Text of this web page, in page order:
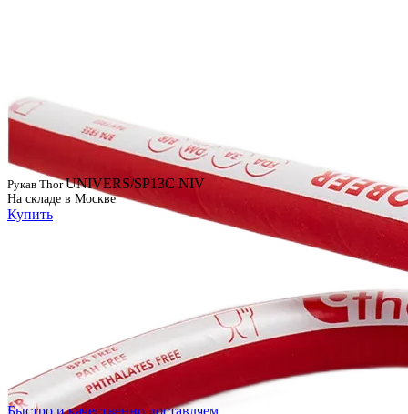
Рукав ThorUNIVERS/SP13C NIV
На складе в Москве
Купить